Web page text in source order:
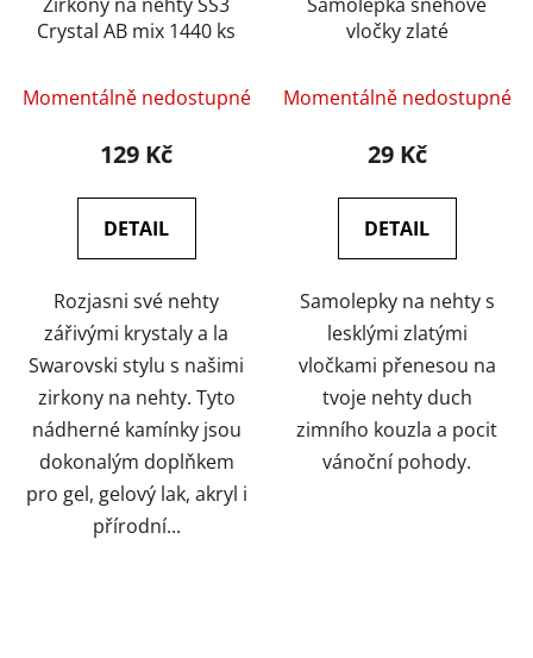
Crystal AB mix 1440 ks
Momentálně nedostupné
129 Kč
DETAIL
Rozjasni své nehty
zářivými krystaly a la
Swarovski stylu s našimi
zirkony na nehty. Tyto
nádherné kamínky jsou
dokonalým doplňkem
pro gel, gelový lak, akryl i
přírodní...
vločky zlaté
Momentálně nedostupné
29 Kč
DETAIL
Samolepky na nehty s
lesklými zlatými
vločkami přenesou na
tvoje nehty duch
zimního kouzla a pocit
vánoční pohody.